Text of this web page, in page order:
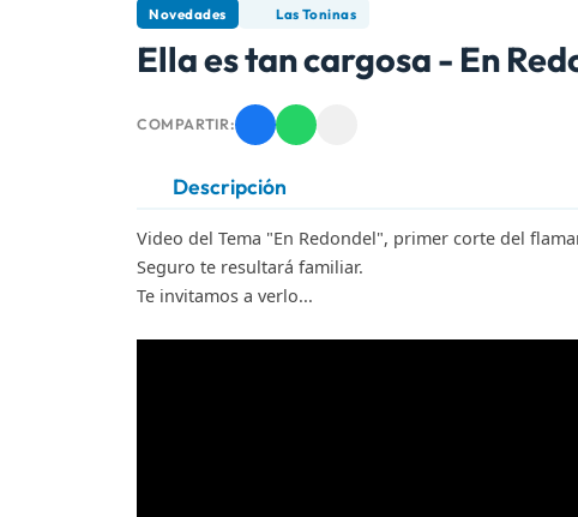
Novedades Las Toninas
Ella es tan cargosa - En
COMPARTIR:
Descripción
Video del Tema "En Redondel", primer corte del
Seguro te resultará familiar.
Te invitamos a verlo...